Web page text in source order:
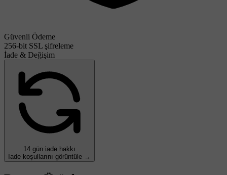
Güvenli Ödeme
256-bit SSL şifreleme
İade & Değişim
14 gün iade hakkı
İade koşullarını görüntüle →